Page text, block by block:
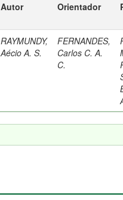
Autor Orientador
RAYMUNDY,
Aécio A. S.
FERNANDES,
Carlos C. A.
C.